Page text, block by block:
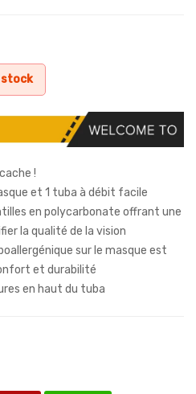
stock
!
et 1 tuba à débit facile
en polycarbonate offrant une
la qualité de la vision
sur le masque est
et durabilité
en haut du tuba